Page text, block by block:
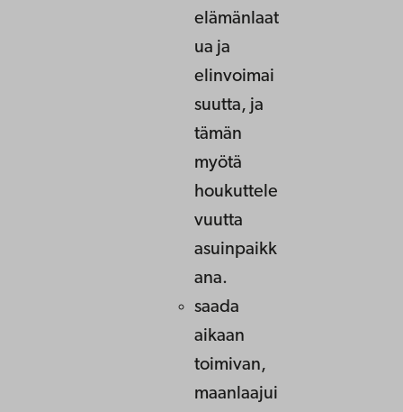
elämänlaat
ua ja
elinvoimai
suutta, ja
tämän
myötä
houkuttele
vuutta
asuinpaikk
ana.
saada
aikaan
toimivan,
maanlaajui